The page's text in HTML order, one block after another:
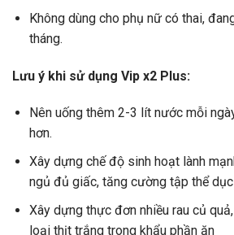
Không dùng cho phụ nữ có thai,
tháng.
Lưu ý khi sử dụng Vip x2 Plus:
Nên uống thêm 2-3 lít nước mỗi
hơn.
Xây dựng chế độ sinh hoạt lành
ngủ đủ giấc, tăng cường tập thể
Xây dựng thực đơn nhiều rau củ
loại thịt trắng trong khẩu phần ăn